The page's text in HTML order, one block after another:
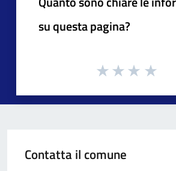
su questa pagina?
Contatta il comune